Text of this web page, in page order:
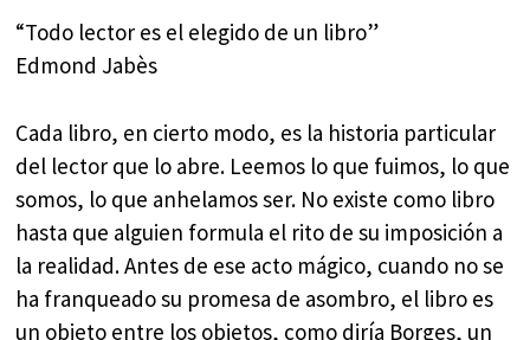
“Todo lector es el elegido de un libro”
Edmond Jabès
Cada libro, en cierto modo, es la historia particular
del lector que lo abre. Leemos lo que fuimos, lo que
somos, lo que anhelamos ser. No existe como libro
hasta que alguien formula el rito de su imposición a
la realidad. Antes de ese acto mágico, cuando no se
ha franqueado su promesa de asombro, el libro es
un objeto entre los objetos, como diría Borges, un